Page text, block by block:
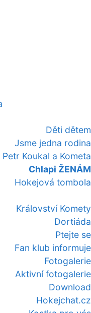
Děti dětem
Jsme jedna rodina
Petr Koukal a Kometa
Chlapi ŽENÁM
Hokejová tombola
Království Komety
Dortiáda
Ptejte se
Fan klub informuje
Fotogalerie
Aktivní fotogalerie
Download
Hokejchat.cz